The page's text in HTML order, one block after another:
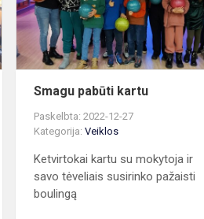
draugiškai
žaisdami
bou...
Smagu pabūti kartu
Paskelbta: 2022-12-27
Kategorija:Veiklos
Ketvirtokai kartu su mokytoja ir
savo tėveliais susirinko pažaisti
boulingą